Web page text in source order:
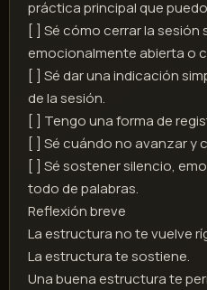
práctica principal que
[ ] Sé cómo cerrar la sesión
emocionalmente abierta o
[ ] Sé dar una indicación
de la sesión.
[ ] Tengo una forma de
[ ] Sé cuándo no avanzar y
[ ] Sé sostener silencio,
todo de palabras.
Reflexión breve
La estructura no te vuelve
La estructura te sostiene.
Una buena estructura te